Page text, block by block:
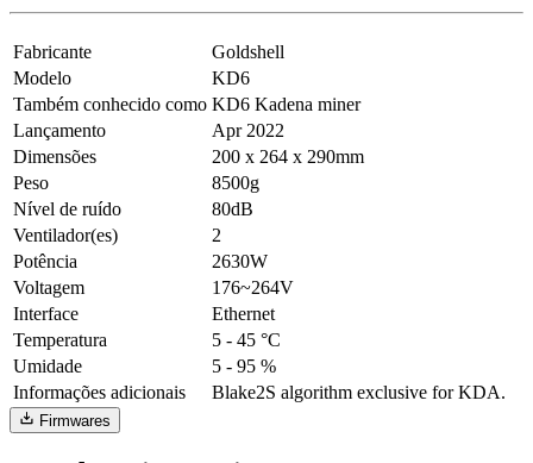
Fabricante
Goldshell
Modelo
KD6
Também conhecido como KD6 Kadena miner
Lançamento
Apr 2022
Dimensões
200 x 264 x 290mm
Peso
8500g
Nível de ruído
80dB
Ventilador(es)
2
Potência
2630W
Voltagem
176~264V
Interface
Ethernet
Temperatura
5 - 45 °C
Umidade
5 - 95 %
Informações adicionais
Blake2S algorithm exclusive for KDA.
Firmwares